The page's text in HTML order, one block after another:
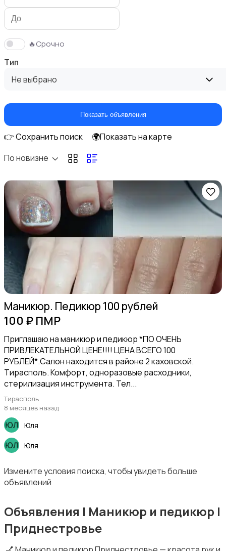
Уход за кожей
Уход за волосами
Стрижка и удаление волос
Парфюмерия
Товары для здоровья
Маникюр и педикюр1
🔥Срочно
Тип
Не выбрано
Показать объявления
👉 Сохранить поиск
🌍Показать на карте
По новизне
Маникюр. Педикюр 100 рублей
100 ₽ ПМР
Приглашаю на маникюр и педикюр *ПО ОЧЕНЬ
ПРИВЛЕКАТЕЛЬНОЙ ЦЕНЕ!!!! ЦЕНА ВСЕГО 100
РУБЛЕЙ*.Салон находится в районе 2 каховской.
Тирасполь. Комфорт, одноразовые расходники,
стерилизация инструмента. Тел...
Тирасполь
8 месяцев назад
Юля
Юля
Измените условия поиска, чтобы увидеть больше
объявлений
Объявления | Маникюр и педикюр |
Приднестровье